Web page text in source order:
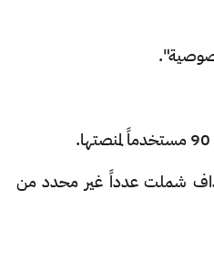
شملت عدداً غير محدد من